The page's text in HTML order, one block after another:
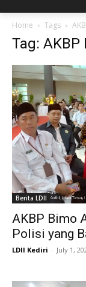
Home Tags
Tag:
Berita LDII
AKBP Bimo
Polisi yang
LDII Kediri - July 1,